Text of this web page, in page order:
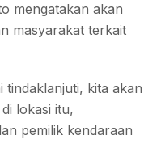
mengatakan akan
masyarakat terkait
tindaklanjuti, kita akan
lokasi itu,
pemilik kendaraan